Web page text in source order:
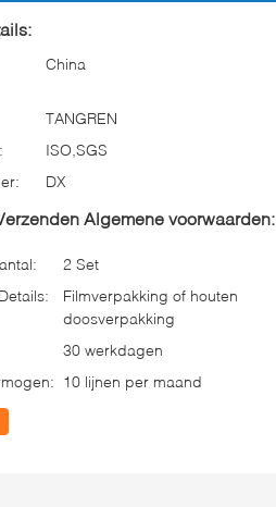
China
TANGREN
ISO,SGS
DX
Algemene voorwaarden:
2 Set
Filmverpakking of houten
doosverpakking
30 werkdagen
10 lijnen per maand